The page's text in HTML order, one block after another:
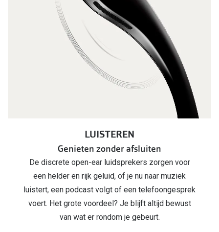
LUISTEREN
Genieten zonder afsluiten
De discrete open-ear luidsprekers zorgen voor
een helder en rijk geluid, of je nu naar muziek
luistert, een podcast volgt of een telefoongesprek
voert. Het grote voordeel? Je blijft altijd bewust
van wat er rondom je gebeurt.